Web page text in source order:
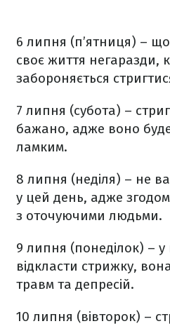
6 липня (п’ятниця) –
своє життя негаразди,
забороняється
7 липня (субота) –
бажано, адже воно
ламким.
8 липня (неділя) – не
у цей день, адже
з оточуючими людьми.
9 липня (понеділок) –
відкласти стрижку,
травм та депресій.
10 липня (вівторок) –